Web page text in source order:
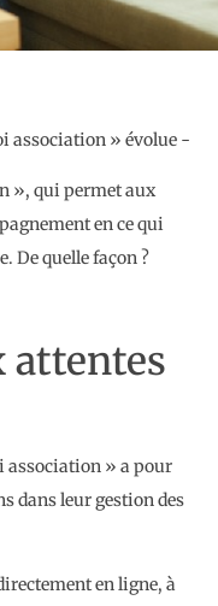
», qui permet aux
en ce qui
De quelle façon ?
attentes
association » a pour
dans leur gestion des
en ligne, à